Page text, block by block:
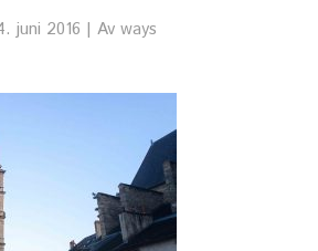
juni 2016 | Av ways